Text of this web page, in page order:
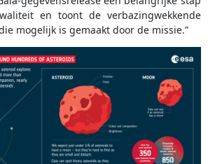
en toont de verbazingwekkende
mogelijk is gemaakt door de missie.”